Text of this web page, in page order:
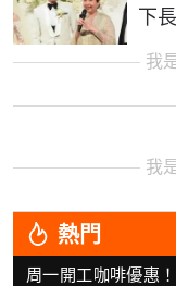
下
我
我
熱門
周一開工咖啡優惠